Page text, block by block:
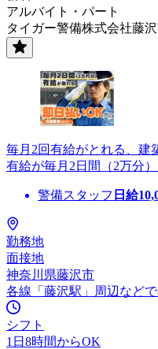
アルバイト・パート
タイガー警備株式会社藤沢
毎月2回有給がとれる、建
有給が毎月2日間（2万分
警備スタッフ 日給
勤務地
面接地
神奈川県藤沢市
各線「藤沢駅」周辺など
シフト
1日8時間からOK